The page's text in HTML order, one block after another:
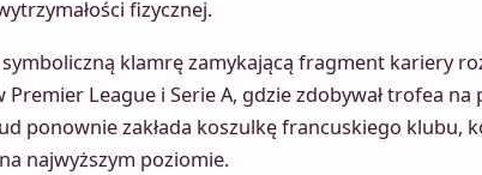
fizycznej.
klamrę zamykającą fragment kariery
Premier League i Serie A, gdzie zdobywał trofea
ponownie zakłada koszulkę francuskiego klubu,
najwyższym poziomie.